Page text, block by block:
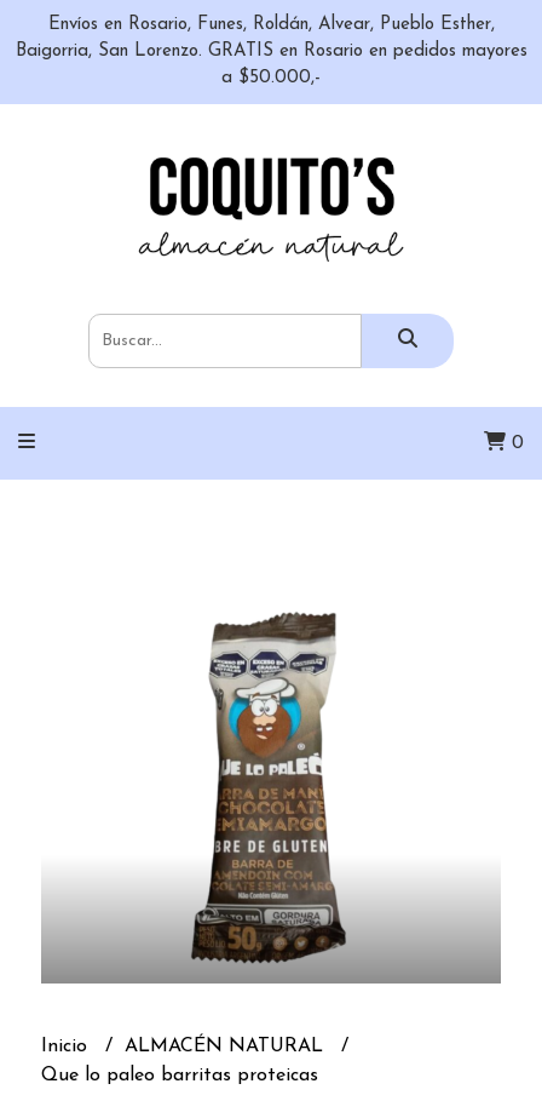
Envíos en Rosario, Funes, Roldán, Alvear, Pueblo Esther,
Baigorria, San Lorenzo. GRATIS en Rosario en pedidos mayores
a $50.000,-
0
Inicio
ALMACÉN NATURAL
Que lo paleo barritas proteicas